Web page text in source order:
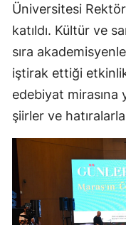
Üniversitesi
katıldı. Kültür ve
sıra
iştirak ettiği
edebiyat
şiirler ve hatıralarla